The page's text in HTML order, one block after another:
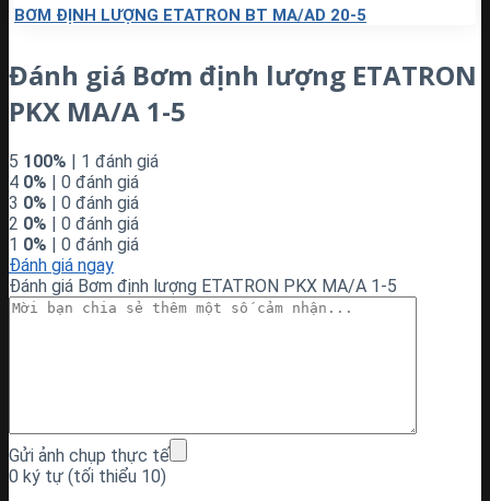
BƠM ĐỊNH LƯỢNG ETATRON BT MA/AD 20-5
Đánh giá Bơm định lượng ETATRON
PKX MA/A 1-5
5 100% | 1 đánh giá
4 0% | 0 đánh giá
3 0% | 0 đánh giá
2 0% | 0 đánh giá
1 0% | 0 đánh giá
Đánh giá ngay
Đánh giá Bơm định lượng ETATRON PKX MA/A 1-5
Gửi ảnh chụp thực tế
0 ký tự (tối thiểu 10)